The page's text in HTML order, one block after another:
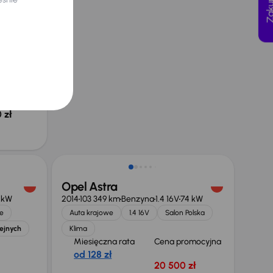
Opel Astra
2014103 349 kmBenzyna1.4 16V74 kW
Auta krajowe 1.4 16V
Salon Polska
Klima
Miesięczna rata
od 128 zł
Cena promocyjna
20 500 zł